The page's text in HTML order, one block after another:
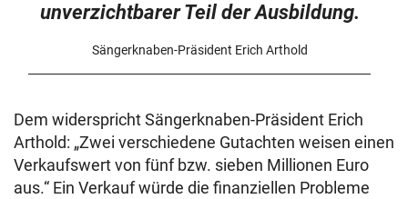
unverzichtbarer Teil der Ausbildung.
Sängerknaben-Präsident Erich Arthold
Dem widerspricht Sängerknaben-Präsident Erich
Arthold: „Zwei verschiedene Gutachten weisen einen
Verkaufswert von fünf bzw. sieben Millionen Euro
aus.“ Ein Verkauf würde die finanziellen Probleme